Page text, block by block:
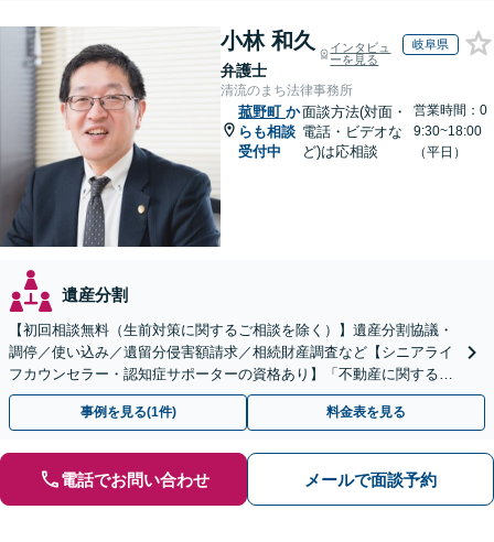
小林 和久
弁護士
インタビュ
ーを見る
岐阜県
清流のまち法律事務所
菰野町 か
らも相談
受付中
面談方法(対面・
電話・ビデオな
ど)は応相談
営業時間：0
9:30~18:00
（平日）
遺産分割
【初回相談無料（生前対策に関するご相談を除く）】遺産分割協議・
調停／使い込み／遺留分侵害額請求／相続財産調査など【シニアライ
フカウンセラー・認知症サポーターの資格あり】「不動産に関する相
続もお任せください」【当日・夜間相談可（要相談）】
事例を見る(1件) 料金表を見る
電話でお問い合わせ メールで面談予約